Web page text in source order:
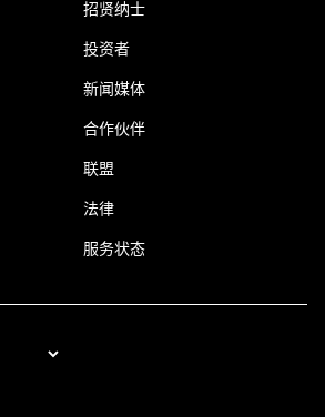
招贤纳士
投资者
新闻媒体
合作伙伴
联盟
法律
服务状态